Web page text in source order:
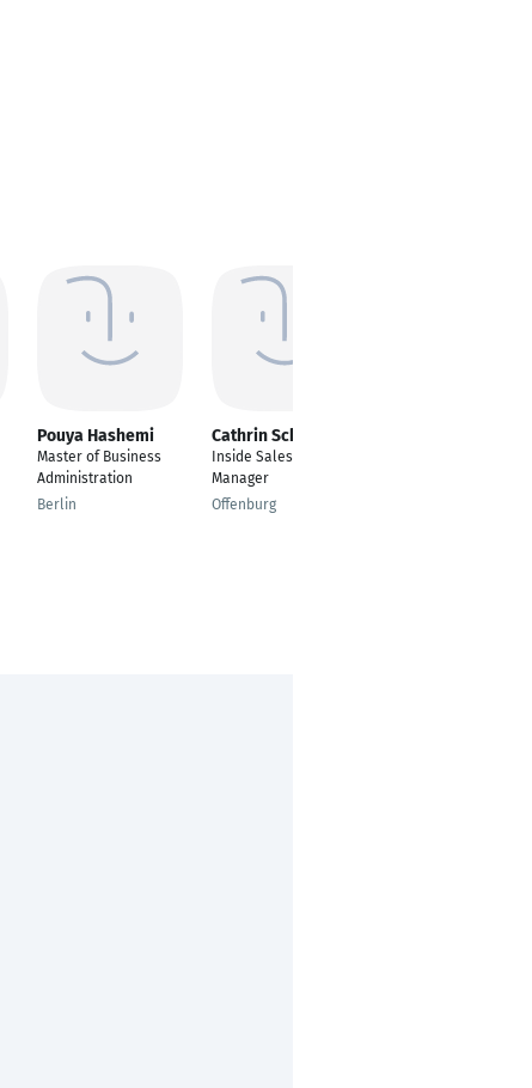
Pouya Hashemi
Master of Business
Administration
Berlin
Cathrin Schulz
Inside Sales Account
Manager
Offenburg